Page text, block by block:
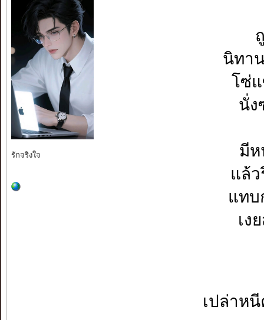
รักจริงใจ
นิทา
โซ่
นั่ง
มีห
แล้
แทบ
เง
เปล่าห